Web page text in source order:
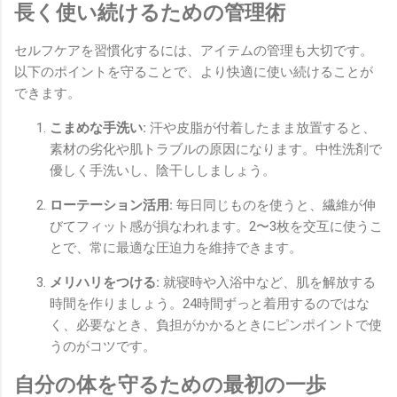
長く使い続けるための管理術
セルフケアを習慣化するには、アイテムの管理も大切です。
以下のポイントを守ることで、より快適に使い続けることが
できます。
こまめな手洗い: 汗や皮脂が付着したまま放置すると、
素材の劣化や肌トラブルの原因になります。中性洗剤で
優しく手洗いし、陰干ししましょう。
ローテーション活用: 毎日同じものを使うと、繊維が伸
びてフィット感が損なわれます。2〜3枚を交互に使うこ
とで、常に最適な圧迫力を維持できます。
メリハリをつける: 就寝時や入浴中など、肌を解放する
時間を作りましょう。24時間ずっと着用するのではな
く、必要なとき、負担がかかるときにピンポイントで使
うのがコツです。
自分の体を守るための最初の一歩